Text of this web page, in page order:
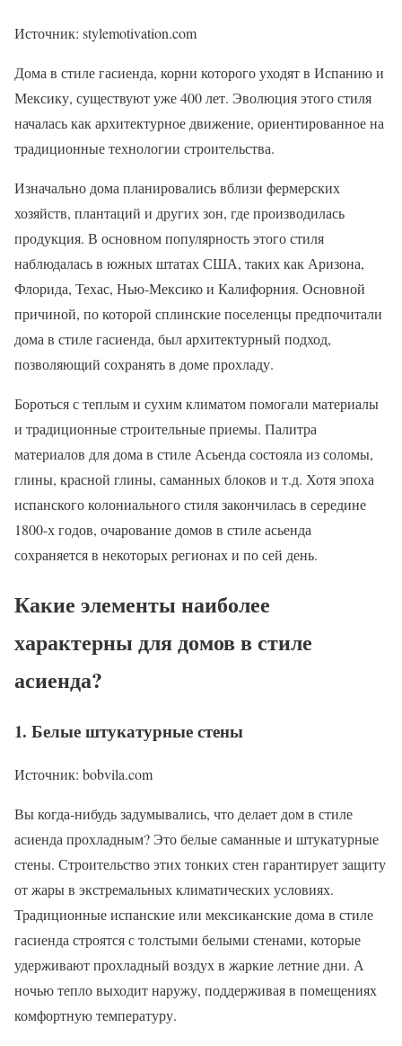
Источник: stylemotivation.com
Дома в стиле гасиенда, корни которого уходят в Испанию и
Мексику, существуют уже 400 лет. Эволюция этого стиля
началась как архитектурное движение, ориентированное на
традиционные технологии строительства.
Изначально дома планировались вблизи фермерских
хозяйств, плантаций и других зон, где производилась
продукция. В основном популярность этого стиля
наблюдалась в южных штатах США, таких как Аризона,
Флорида, Техас, Нью-Мексико и Калифорния. Основной
причиной, по которой сплинские поселенцы предпочитали
дома в стиле гасиенда, был архитектурный подход,
позволяющий сохранять в доме прохладу.
Бороться с теплым и сухим климатом помогали материалы
и традиционные строительные приемы. Палитра
материалов для дома в стиле Асьенда состояла из соломы,
глины, красной глины, саманных блоков и т.д. Хотя эпоха
испанского колониального стиля закончилась в середине
1800-х годов, очарование домов в стиле асьенда
сохраняется в некоторых регионах и по сей день.
Какие элементы наиболее
характерны для домов в стиле
асиенда?
1. Белые штукатурные стены
Источник: bobvila.com
Вы когда-нибудь задумывались, что делает дом в стиле
асиенда прохладным? Это белые саманные и штукатурные
стены. Строительство этих тонких стен гарантирует защиту
от жары в экстремальных климатических условиях.
Традиционные испанские или мексиканские дома в стиле
гасиенда строятся с толстыми белыми стенами, которые
удерживают прохладный воздух в жаркие летние дни. А
ночью тепло выходит наружу, поддерживая в помещениях
комфортную температуру.